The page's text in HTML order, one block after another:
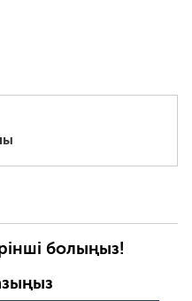
болыңыз!